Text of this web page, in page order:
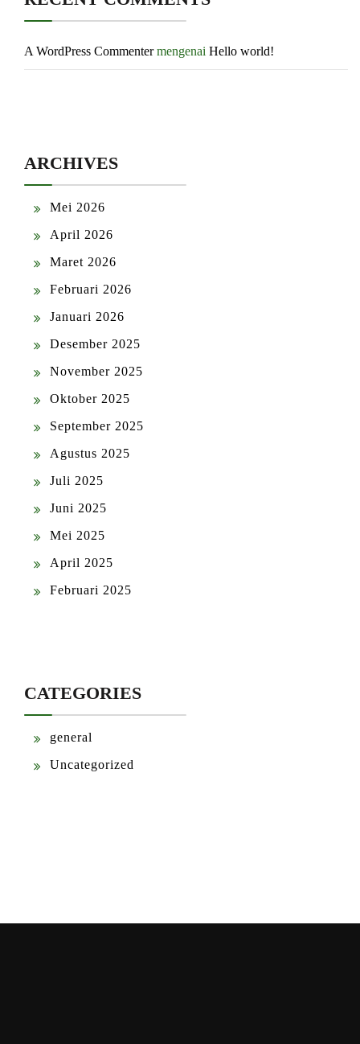
A WordPress Commentermengenai Hello world!
ARCHIVES
Mei 2026
April 2026
Maret 2026
Februari 2026
Januari 2026
Desember 2025
November 2025
Oktober 2025
September 2025
Agustus 2025
Juli 2025
Juni 2025
Mei 2025
April 2025
Februari 2025
CATEGORIES
general
Uncategorized